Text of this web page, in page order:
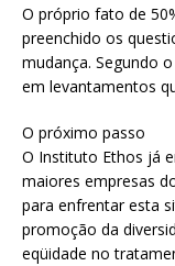
O próprio fato de
preenchido os
mudança. Segundo
em levantamentos
O próximo passo
O Instituto Ethos já
maiores empresas
para enfrentar esta
promoção da
eqüidade no